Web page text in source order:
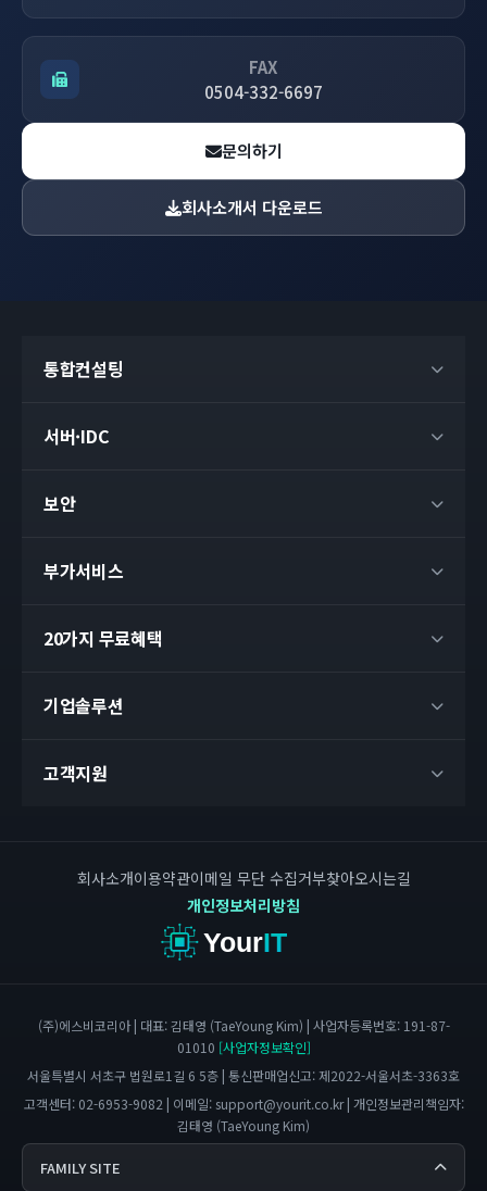
FAX
0504-332-6697
문의하기
회사소개서 다운로드
통합컨설팅
서버·IDC
보안
부가서비스
20가지 무료혜택
기업솔루션
고객지원
회사소개이용약관이메일 무단 수집거부찾아오시는길
개인정보처리방침
YourIT
(주)에스비코리아 | 대표: 김태영 (TaeYoung Kim) | 사업자등록번호: 191-87-
01010 [사업자정보확인]
서울특별시 서초구 법원로1길 6 5층 | 통신판매업신고: 제2022-서울서초-3363호
고객센터: 02-6953-9082 | 이메일: support@yourit.co.kr| 개인정보관리책임자:
김태영 (TaeYoung Kim)
FAMILY SITE